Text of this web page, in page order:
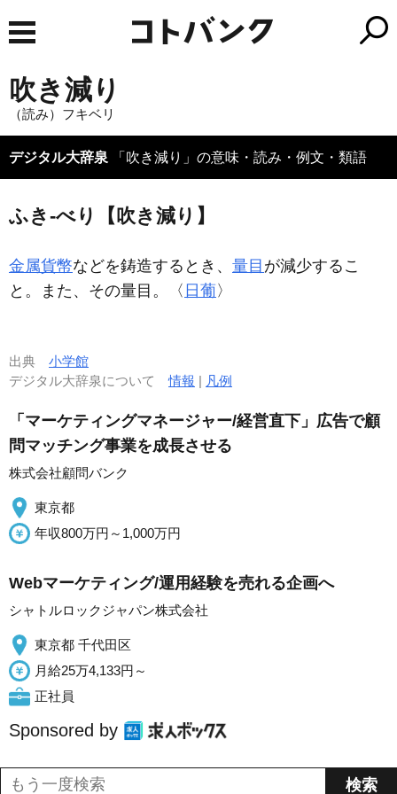
吹き減り
（読み）フキベリ
デジタル大辞泉 「吹き減り」の意味・読み・例文・類語
ふき‐べり【吹き減り】
金属貨幣などを鋳造するとき、 量目 が減少するこ
と。また、その量目。〈 日葡〉
出典 小学館
デジタル大辞泉について情報 | 凡例
「マーケティングマネージャー/経営直下」広告で顧
問マッチング事業を成長させる
株式会社顧問バンク
東京都
年収800万円～1,000万円
Webマーケティング/運用経験を売れる企画へ
シャトルロックジャパン株式会社
東京都 千代田区
月給25万4,133円～
正社員
Sponsored by